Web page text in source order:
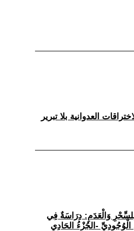
لِلسِّحْرِ وَالْعَدَمِ: دِرَاسَةٌ فِي
الْوُجُودِيِّ -الجُزْءُ الحَادِي